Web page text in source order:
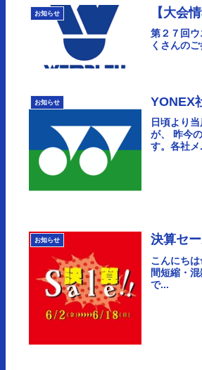
お知らせ 【大会
第２７回
くさんの
お知らせ YONEX
日頃より
が、 昨今
す。各社メ
お知らせ 決算セ
こんにち
間短縮・
で...